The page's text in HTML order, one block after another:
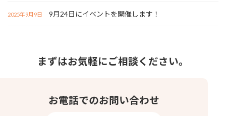
9月24日にイベントを開催します！
2025年9月9日
まずはお気軽にご相談ください。
お電話でのお問い合わせ